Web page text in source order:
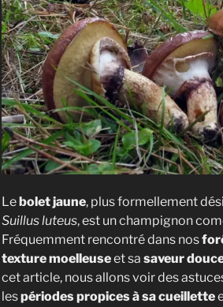
Le bolet jaune, plus formellement
Suillus luteus, est un champignon
Fréquemment rencontré dans nos
texture moelleuseet sa saveur
cet article, nous allons voir des
lespériodes propices à sa cueillette